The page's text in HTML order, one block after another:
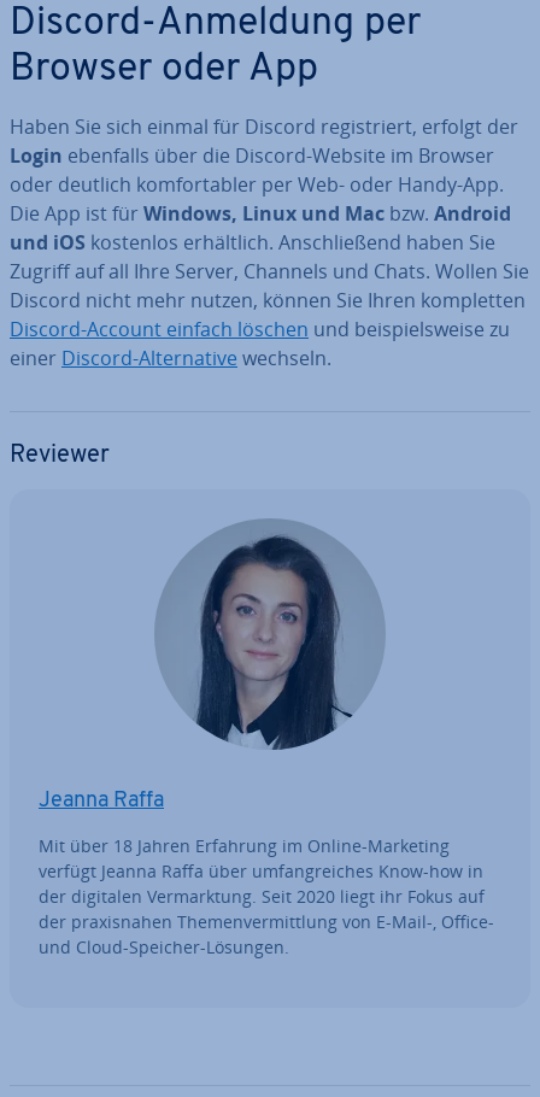
Discord-Anmeldung per
Browser oder App
Haben Sie sich einmal für Discord re­gis­triert, erfolgt der
Login ebenfalls über die Discord-Website im Browser
oder deutlich kom­for­ta­bler per Web- oder Handy-App.
Die App ist für Windows, Linux und Mac bzw. Android
und iOS kostenlos er­hält­lich. An­schlie­ßend haben Sie
Zugriff auf all Ihre Server, Channels und Chats. Wollen Sie
Discord nicht mehr nutzen, können Sie Ihren kom­plet­ten
Discord-Account einfach löschen und bei­spiels­wei­se zu
einer Discord-Al­ter­na­ti­ve wechseln.
Reviewer
Jeanna Raffa
Mit über 18 Jahren Erfahrung im Online-Marketing
verfügt Jeanna Raffa über um­fang­rei­ches Know-how in
der digitalen Ver­mark­tung. Seit 2020 liegt ihr Fokus auf
der pra­xis­na­hen The­men­ver­mitt­lung von E-Mail-, Office-
und Cloud-Speicher-Lösungen.